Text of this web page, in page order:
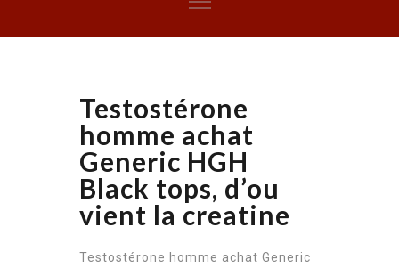
Testostérone
homme achat
Generic HGH
Black tops, d’ou
vient la creatine
Testostérone homme achat Generic